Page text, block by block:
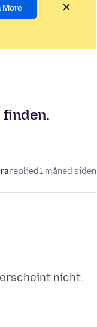
More
finden.
replied1 måned siden
nicht.